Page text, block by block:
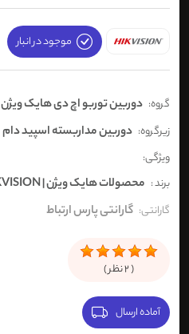
موجود در انبار
گروه: دوربین توربو اچ دی هایک ویژن Turbo HD
زیرگروه: دوربین مداربسته اسپید دام
ویژگی:
برند : محصولات هایک ویژن | HIKVISION
گارانتی: گارانتی پارس ارتباط
(
2نظر )
آماده ارسال